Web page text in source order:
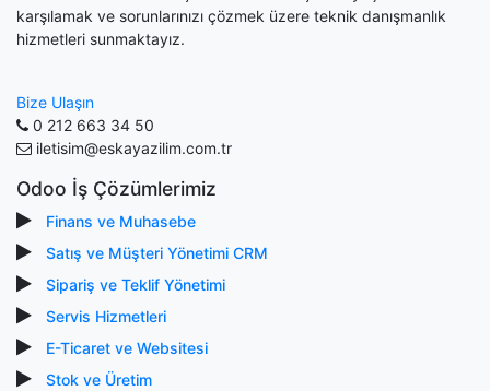
karşılamak ve sorunlarınızı çözmek üzere teknik danışmanlık
hizmetleri sunmaktayız.
Bize Ulaşın
0 212 663 34 50
iletisim@eskayazilim.com.tr
Odoo İş Çözümlerimiz
Finans ve Muhasebe
Satış ve Müşteri Yönetimi CRM
Sipariş ve Teklif Yönetimi
Servis Hizmetleri
E-Ticaret ve Websitesi
Stok ve Üretim